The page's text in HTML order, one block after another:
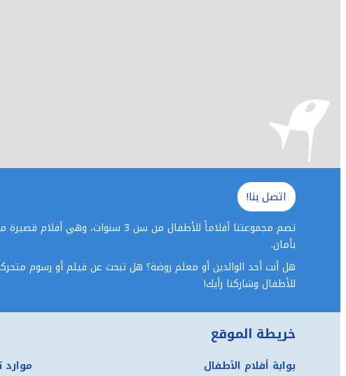
اتصل بنا!
تضم مجموعتنا أفلاماً للأطفال من
بأمان.
هل أنت أحد الوالدين أو معلم روضة؟ هل تبحث عن فيلم أو رسوم
للأطفال وشاركنا رأيك!
خريطة الموقع
بوابة أفلام الأطفال موارد